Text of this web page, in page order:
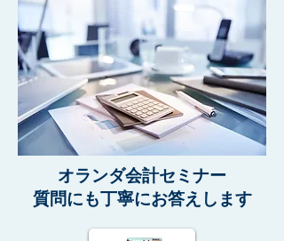
​オランダ会計セミナー
​質問にも丁寧にお答えします